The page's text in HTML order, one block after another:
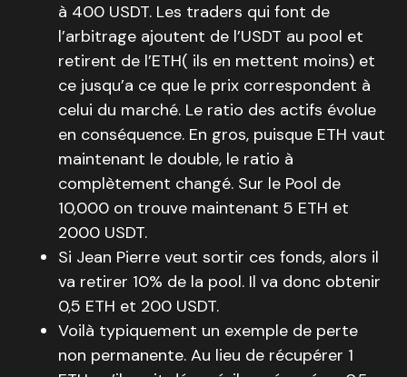
à 400 USDT. Les traders qui font de
l’arbitrage ajoutent de l’USDT au pool et
retirent de l’ETH( ils en mettent moins) et
ce jusqu’a ce que le prix correspondent à
celui du marché. Le ratio des actifs évolue
en conséquence. En gros, puisque ETH vaut
maintenant le double, le ratio à
complètement changé. Sur le Pool de
10,000 on trouve maintenant 5 ETH et
2000 USDT.
Si Jean Pierre veut sortir ces fonds, alors il
va retirer 10% de la pool. Il va donc obtenir
0,5 ETH et 200 USDT.
Voilà typiquement un exemple de perte
non permanente. Au lieu de récupérer 1